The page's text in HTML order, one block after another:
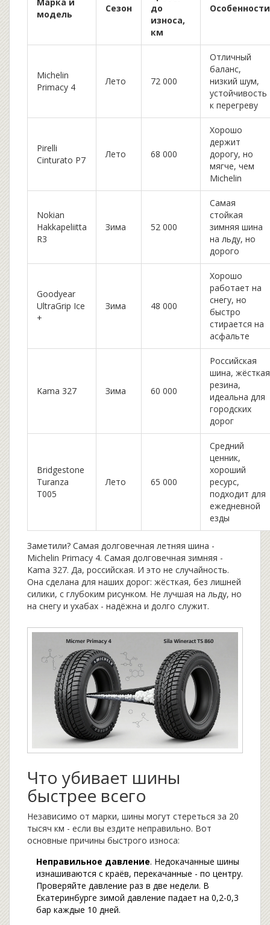
Марка и
модель
Сезон
до
износа,
км
Особенности
Michelin
Primacy 4
Лето 72 000
Отличный
баланс,
низкий шум,
устойчивость
к перегреву
Pirelli
Cinturato P7
Лето 68 000
Хорошо
держит
дорогу, но
мягче, чем
Michelin
Nokian
Hakkapeliitta
R3
Зима 52 000
Самая
стойкая
зимняя шина
на льду, но
дорого
Goodyear
UltraGrip Ice
+
Зима 48 000
Хорошо
работает на
снегу, но
быстро
стирается на
асфальте
Kama 327 Зима 60 000
Российская
шина, жёсткая
резина,
идеальна для
городских
дорог
Bridgestone
Turanza
T005
Лето 65 000
Средний
ценник,
хороший
ресурс,
подходит для
ежедневной
езды
Заметили? Самая долговечная летняя шина -
Michelin Primacy 4. Самая долговечная зимняя -
Kama 327. Да, российская. И это не случайность.
Она сделана для наших дорог: жёсткая, без лишней
силики, с глубоким рисунком. Не лучшая на льду, но
на снегу и ухабах - надёжна и долго служит.
Что убивает шины
быстрее всего
Независимо от марки, шины могут стереться за 20
тысяч км - если вы ездите неправильно. Вот
основные причины быстрого износа:
Неправильное давление. Недокачанные шины
изнашиваются с краёв, перекачанные - по центру.
Проверяйте давление раз в две недели. В
Екатеринбурге зимой давление падает на 0,2-0,3
бар каждые 10 дней.